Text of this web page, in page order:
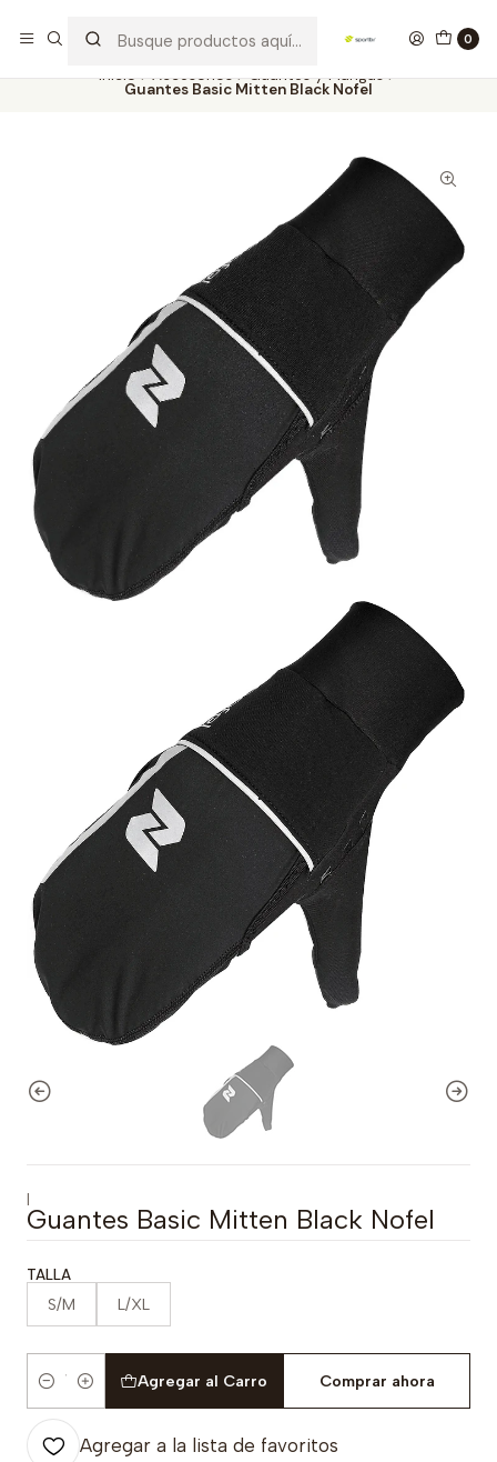
0
Inicio Accesorios Guantes y Mangas
Guantes Basic Mitten Black Nofel
|
Guantes Basic Mitten Black Nofel
TALLA
S/M L/XL
Cantidad
Agregar al Carro Comprar ahora
Agregar a la lista de favoritos